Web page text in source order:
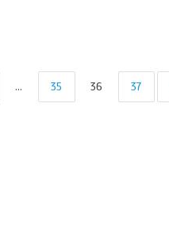
… 35 36 37